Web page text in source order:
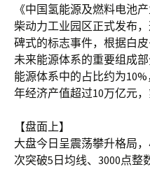
《中国氢能源及燃料电池
柴动力工业园区正式发布
碑式的标志事件，根据白
未来能源体系的重要组成
能源体系中的占比约为10%
年经济产值超过10万亿元，
【盘面上】
大盘今日呈震荡攀升格局
次突破5日均线、3000点整